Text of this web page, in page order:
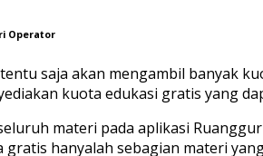
Operator
saja akan mengambil banyak
kuota edukasi gratis yang
materi pada aplikasi
gratis hanyalah sebagian materi